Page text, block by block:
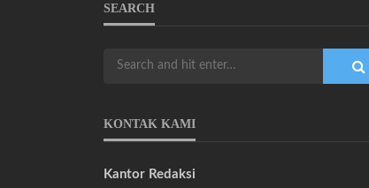
SEARCH
KONTAK KAMI
Kantor Redaksi